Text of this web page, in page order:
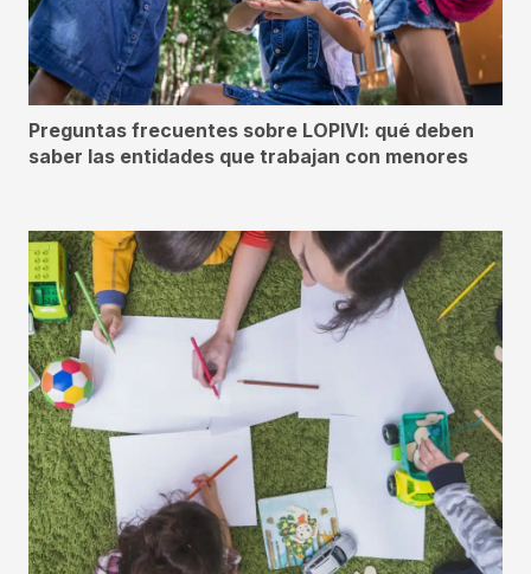
Preguntas frecuentes sobre LOPIVI: qué deben
saber las entidades que trabajan con menores